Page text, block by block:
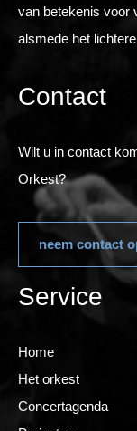
van betekenis voor
alsmede het
Contact
Wilt u in contact
Orkest?
neem contact
Service
Home
Het orkest
Concertagenda